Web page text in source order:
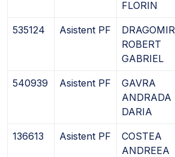
FLORIN
535124 Asistent PF
DRAGOMIR
ROBERT
GABRIEL
540939 Asistent PF
GAVRA
ANDRADA
DARIA
136613 Asistent PF
COSTEA
ANDREEA